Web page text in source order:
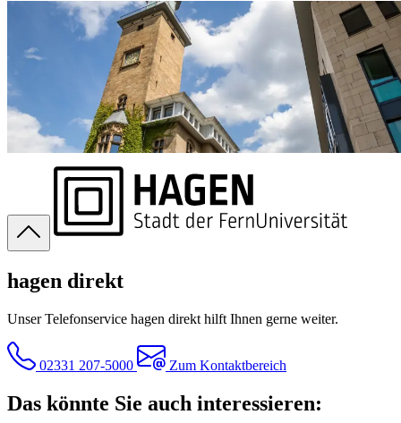
hagen direkt
Unser Telefonservice hagen direkt hilft Ihnen gerne weiter.
02331 207-5000 Zum Kontaktbereich
Das könnte Sie auch interessieren: